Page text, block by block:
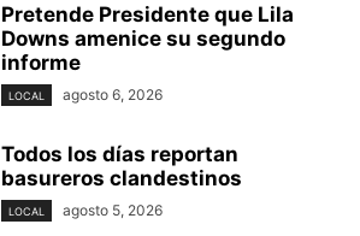
Pretende Presidente que Lila
Downs amenice su segundo
informe
LOCAL agosto 6, 2026
Todos los días reportan
basureros clandestinos
LOCAL agosto 5, 2026